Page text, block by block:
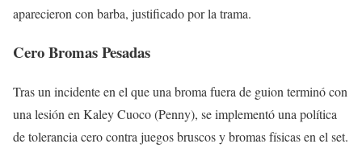
aparecieron con barba, justificado por la trama.
Cero Bromas Pesadas
Tras un incidente en el que una broma fuera de guion terminó con
una lesión en Kaley Cuoco (Penny), se implementó una política
de tolerancia cero contra juegos bruscos y bromas físicas en el set.